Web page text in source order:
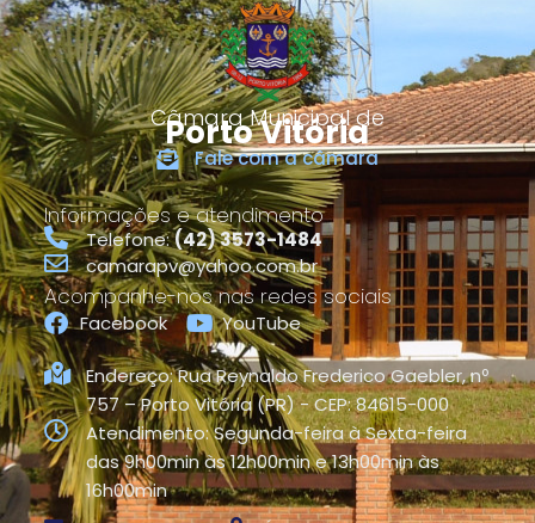
Câmara Municipal de
Porto Vitória
Fale com a câmara
Informações e atendimento
Telefone:(42) 3573-1484
camarapv@yahoo.com.br
Acompanhe-nos nas redes sociais
Facebook YouTube
Endereço: Rua Reynaldo Frederico Gaebler, nº
757 – Porto Vitória (PR) - CEP: 84615-000
Atendimento: Segunda-feira à Sexta-feira
das 9h00min às 12h00min e 13h00min às
16h00min